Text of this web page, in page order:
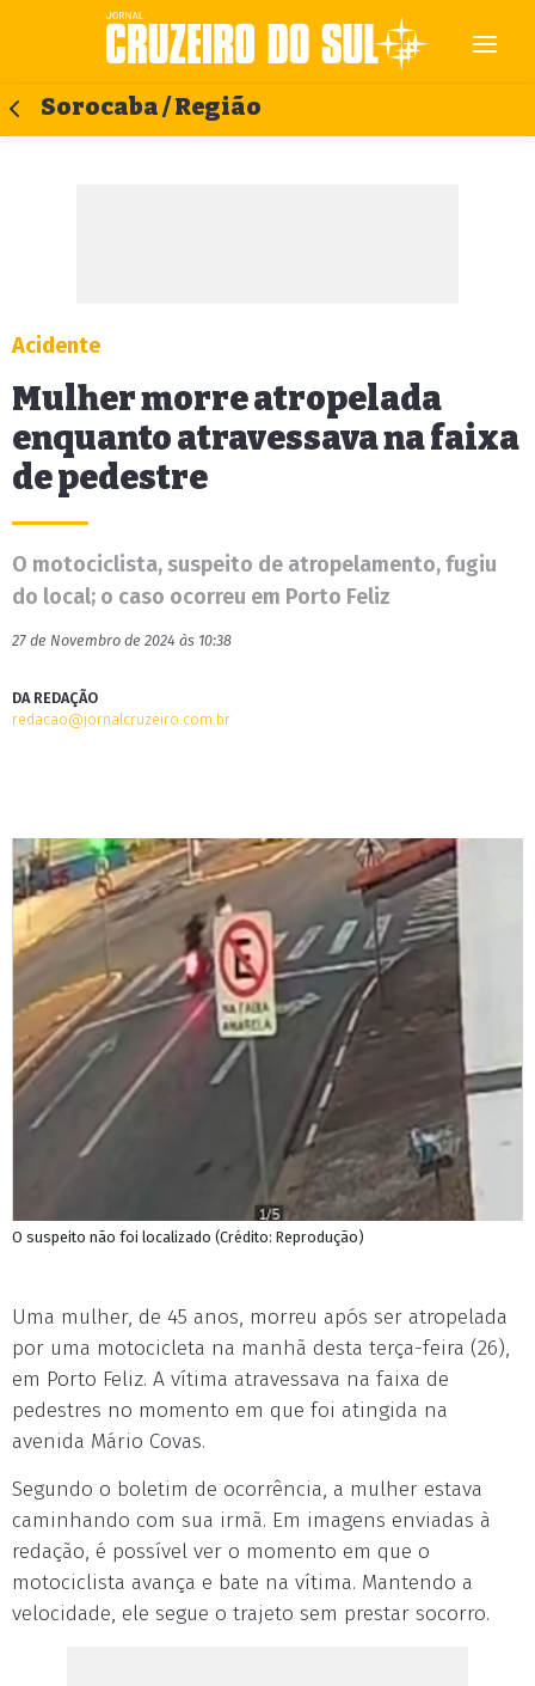
Sorocaba / Região
Acidente
Mulher morre atropelada
enquanto atravessava na faixa
de pedestre
O motociclista, suspeito de atropelamento, fugiu
do local; o caso ocorreu em Porto Feliz
27 de Novembro de 2024 às 10:38
DA REDAÇÃO
redacao@jornalcruzeiro.com.br
O suspeito não foi localizado (Crédito: Reprodução)
Uma mulher, de 45 anos, morreu após ser atropelada
por uma motocicleta na manhã desta terça-feira (26),
em Porto Feliz. A vítima atravessava na faixa de
pedestres no momento em que foi atingida na
avenida Mário Covas.
Segundo o boletim de ocorrência, a mulher estava
caminhando com sua irmã. Em imagens enviadas à
redação, é possível ver o momento em que o
motociclista avança e bate na vítima. Mantendo a
velocidade, ele segue o trajeto sem prestar socorro.